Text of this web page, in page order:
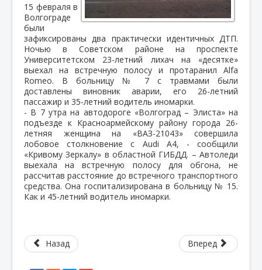
15 февраля в
Волгограде
были
зафиксированы два практически идентичных ДТП.
Ночью в Советском районе на проспекте
Университетском 23-летний лихач на «десятке»
выехал на встречную полосу и протаранил Alfa
Romeo. В больницу № 7 с травмами были
доставлены виновник аварии, его 26-летний
пассажир и 35-летний водитель иномарки.
- В 7 утра на автодороге «Волгоград – Элиста» на
подъезде к Красноармейскому району города 26-
летняя женщина на «ВАЗ-21043» совершила
лобовое столкновение с Audi A4, - сообщили
«Кривому Зеркалу» в областной ГИБДД. – Автоледи
выехала на встречную полосу для обгона, не
рассчитав расстояние до встречного транспортного
средства. Она госпитализирована в больницу № 15.
Как и 45-летний водитель иномарки.
Назад Вперед